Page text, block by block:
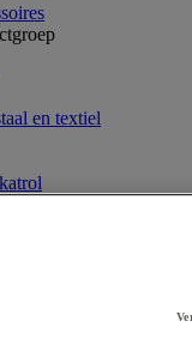
en textiel